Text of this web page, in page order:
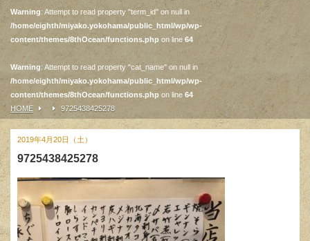
Warning: Attempt to read property "term_id" on null in
/home/eighth/miyako.yokohama/public_html/wp/wp-
content/themes/8thOcean/functions.php on line 64
Warning: Attempt to read property "cat_name" on null in
/home/eighth/miyako.yokohama/public_html/wp/wp-
content/themes/8thOcean/functions.php on line 64
HOME
9725438425278
2019年4月20日（土）
9725438425278